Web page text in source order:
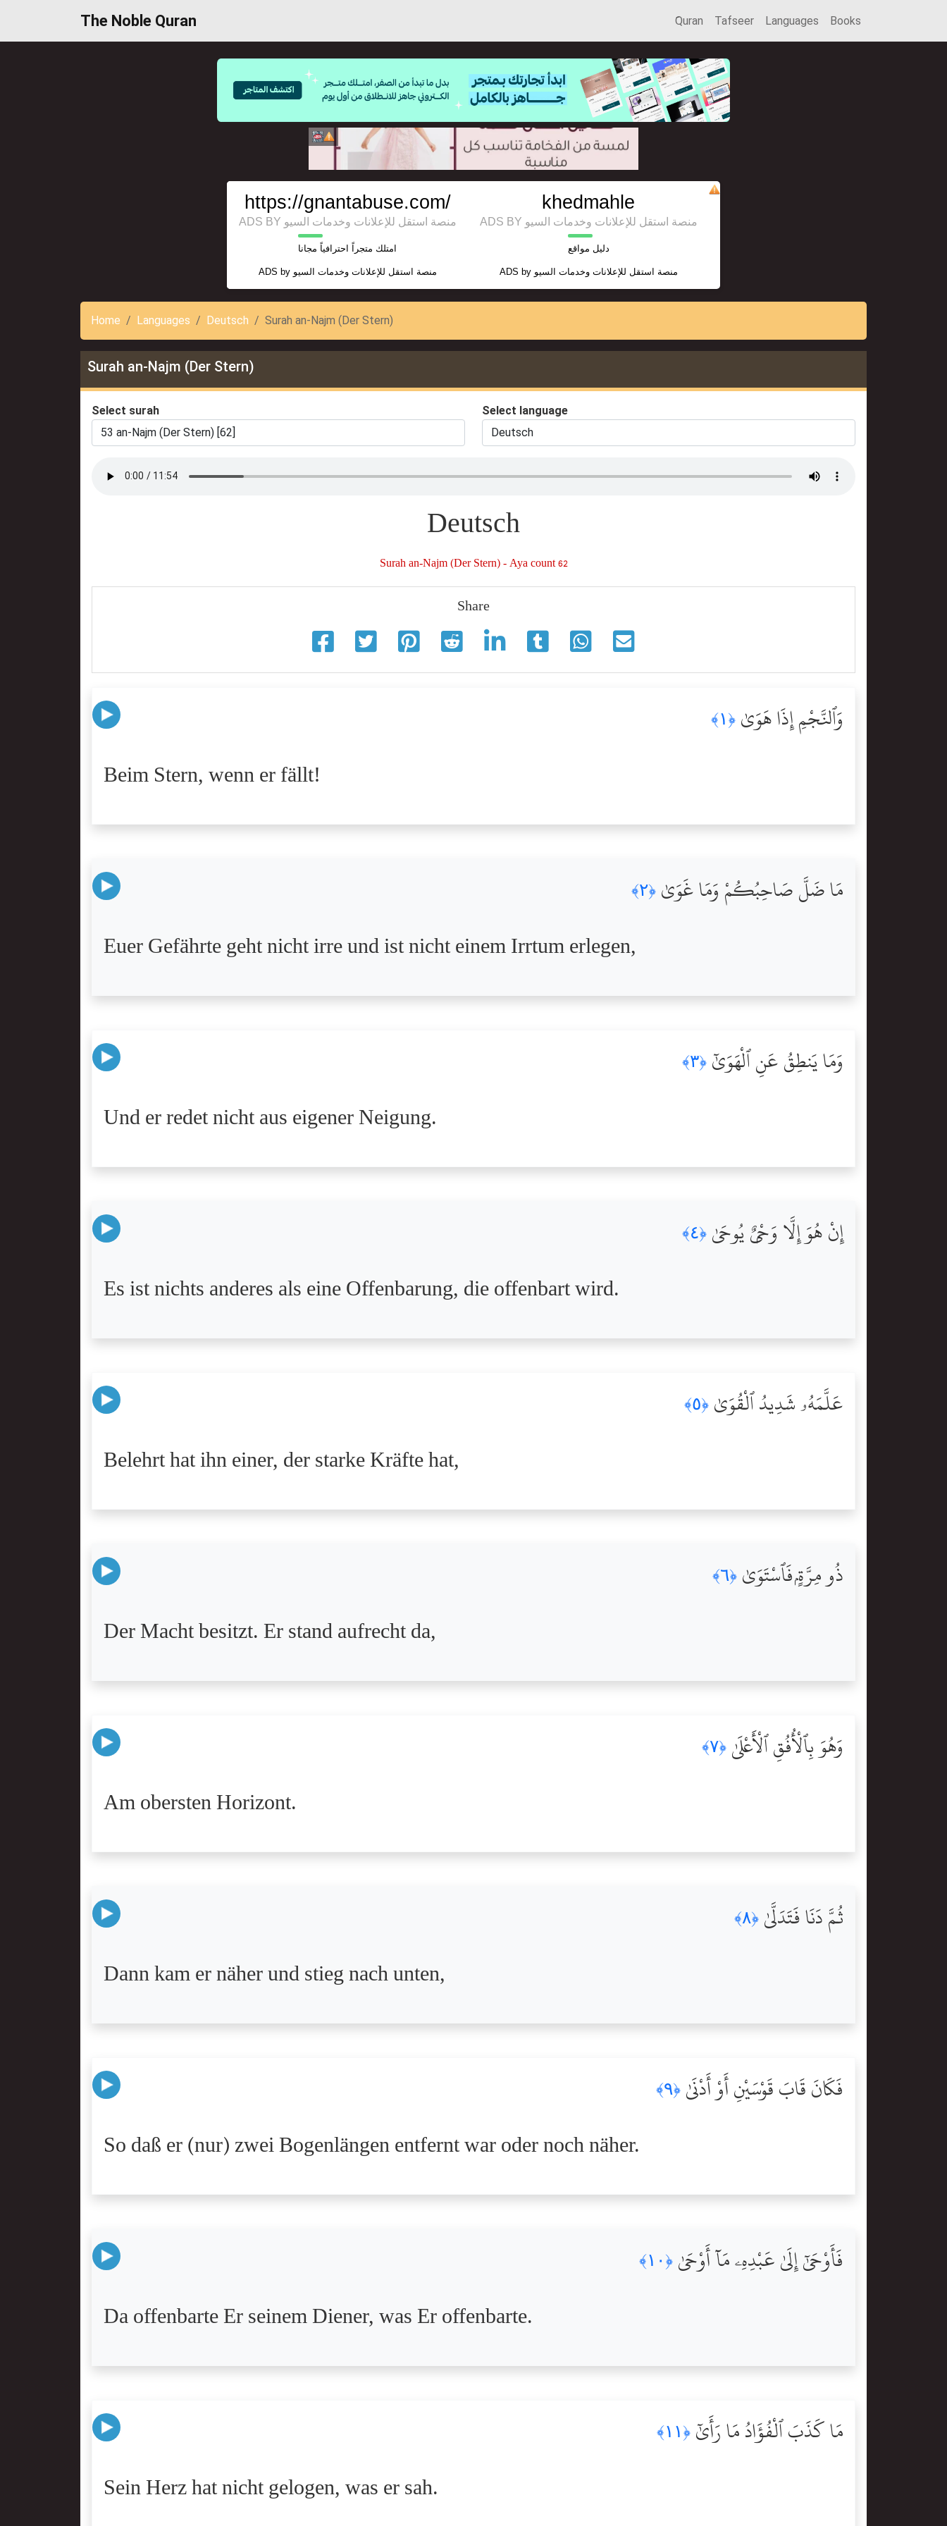
The Noble Quran َQuran Tafseer Languages Books
https://gnantabuse.com/
ADS BY منصة استقل للإعلانات وخدمات السيو
امتلك متجراً احترافياً مجانا
ADS by منصة استقل للإعلانات وخدمات السيو
khedmahle
ADS BY منصة استقل للإعلانات وخدمات السيو
دليل مواقع
ADS by منصة استقل للإعلانات وخدمات السيو
Home Languages Deutsch Surah an-Najm (Der Stern)
Surah an-Najm (Der Stern)
Select surah Select language
Deutsch
Surah an-Najm (Der Stern) - Aya count 62
Share
وَٱلنَّجْمِ إِذَا هَوَىٰ ﴿١﴾
Beim Stern, wenn er fällt!
مَا ضَلَّ صَاحِبُكُمْ وَمَا غَوَىٰ ﴿٢﴾
Euer Gefährte geht nicht irre und ist nicht einem Irrtum erlegen,
وَمَا يَنطِقُ عَنِ ٱلْهَوَىٰٓ ﴿٣﴾
Und er redet nicht aus eigener Neigung.
إِنْ هُوَ إِلَّا وَحْىٌۭ يُوحَىٰ ﴿٤﴾
Es ist nichts anderes als eine Offenbarung, die offenbart wird.
عَلَّمَهُۥ شَدِيدُ ٱلْقُوَىٰ ﴿٥﴾
Belehrt hat ihn einer, der starke Kräfte hat,
ذُو مِرَّةٍۢ فَٱسْتَوَىٰ ﴿٦﴾
Der Macht besitzt. Er stand aufrecht da,
وَهُوَ بِٱلْأُفُقِ ٱلْأَعْلَىٰ ﴿٧﴾
Am obersten Horizont.
ثُمَّ دَنَا فَتَدَلَّىٰ ﴿٨﴾
Dann kam er näher und stieg nach unten,
فَكَانَ قَابَ قَوْسَيْنِ أَوْ أَدْنَىٰ ﴿٩﴾
So daß er (nur) zwei Bogenlängen entfernt war oder noch näher.
فَأَوْحَىٰٓ إِلَىٰ عَبْدِهِۦ مَآ أَوْحَىٰ ﴿١٠﴾
Da offenbarte Er seinem Diener, was Er offenbarte.
مَا كَذَبَ ٱلْفُؤَادُ مَا رَأَىٰٓ ﴿١١﴾
Sein Herz hat nicht gelogen, was er sah.